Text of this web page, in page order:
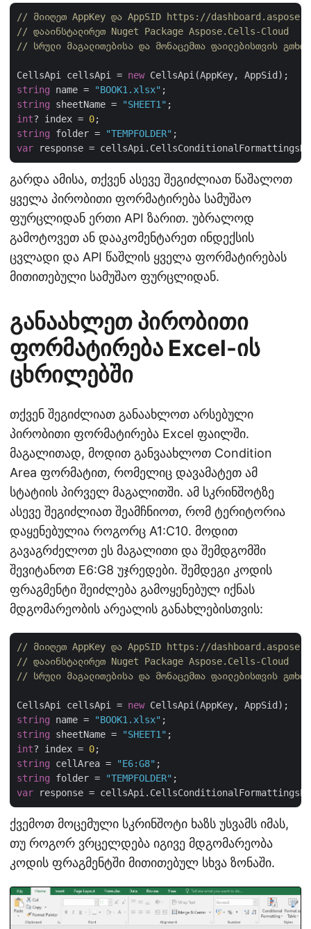
// მიიღეთ AppKey და AppSID https://
// დააინსტალირეთ Nuget Package Aspose.Cells-Cloud
// სრული მაგალითებისა და მონაცემთა ფაილებისთვის
CellsApi cellsApi = new
string name = "BOOK1.xlsx"
string sheetName = "SHEET1"
int? index = 0
string folder = "TEMPFOLDER"
var
გარდა ამისა, თქვენ ასევე შეგიძლიათ წაშალოთ
ყველა პირობითი ფორმატირება სამუშაო
ფურცლიდან ერთი API ზარით. უბრალოდ
გამოტოვეთ ან დააკომენტარეთ ინდექსის
ცვლადი და API წაშლის ყველა ფორმატირებას
მითითებული სამუშაო ფურცლიდან.
განაახლეთ პირობითი
ფორმატირება Excel-ის
ცხრილებში
თქვენ შეგიძლიათ განაახლოთ არსებული
პირობითი ფორმატირება Excel ფაილში.
მაგალითად, მოდით განვაახლოთ Condition
Area ფორმატით, რომელიც დავამატეთ ამ
სტატიის პირველ მაგალითში. ამ სკრინშოტზე
ასევე შეგიძლიათ შეამჩნიოთ, რომ ტერიტორია
დაყენებულია როგორც A1:C10. მოდით
გავაგრძელოთ ეს მაგალითი და შემდგომში
შევიტანოთ E6:G8 უჯრედები. შემდეგი კოდის
ფრაგმენტი შეიძლება გამოყენებულ იქნას
მდგომარეობის არეალის განახლებისთვის:
// მიიღეთ AppKey და AppSID https://
// დააინსტალირეთ Nuget Package Aspose.Cells-Cloud
// სრული მაგალითებისა და მონაცემთა ფაილებისთვის
CellsApi cellsApi = new
string name = "BOOK1.xlsx"
string sheetName = "SHEET1"
int? index = 0
string cellArea = "E6:G8"
string folder = "TEMPFOLDER"
var
ქვემოთ მოცემული სკრინშოტი ხაზს უსვამს იმას,
თუ როგორ ვრცელდება იგივე მდგომარეობა
კოდის ფრაგმენტში მითითებულ სხვა ზონაში.